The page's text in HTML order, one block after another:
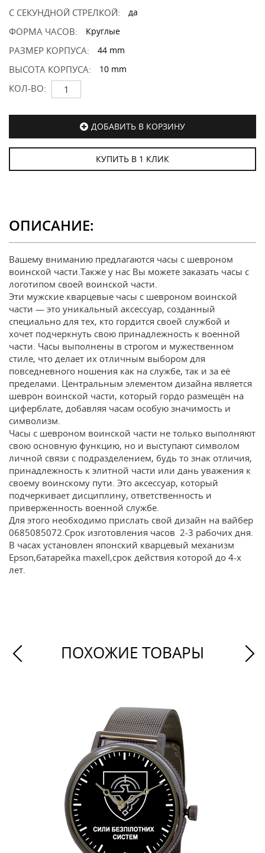
С СЕКУНДНОЙ СТРЕЛКОЙ: да
ФОРМА ЧАСОВ: Круглые
РАЗМЕР КОРПУСА: 44 mm
ВЫСОТА КОРПУСА: 10 mm
КОЛ-ВО:
ДОБАВИТЬ В КОРЗИНУ
КУПИТЬ В 1 КЛИК
ОПИСАНИЕ:
Вашему вниманию предлагаются часы с шевроном
воинской части.Также у нас Вы можете заказать часы с
логотипом своей воинской части.
Эти мужские кварцевые часы с шевроном воинской
части — это уникальный аксессуар, созданный
специально для тех, кто гордится своей службой и
хочет подчеркнуть свою принадлежность к военной
части. Часы выполнены в строгом и мужественном
стиле, что делает их отличным выбором для
повседневного ношения как на службе, так и за её
пределами. Центральным элементом дизайна является
шеврон воинской части, который гордо размещён на
циферблате, добавляя часам особую значимость и
символизм.
Часы с шевроном воинской части не только выполняют
свою основную функцию, но и выступают символом
личной связи с подразделением, будь то знак отличия,
принадлежность к элитной части или дань уважения к
своему воинскому пути. Это аксессуар, который
подчеркивает дисциплину, ответственность и
приверженность военной службе.
Для этого необходимо прислать свой дизайн на вайбер
0685085072.Срок изготовления часов 2-3 рабочих дня.
В часах установлен японский кварцевый механизм
Epson,батарейка maxell,срок действия которой до 4-х
лет.
ПОХОЖИЕ ТОВАРЫ